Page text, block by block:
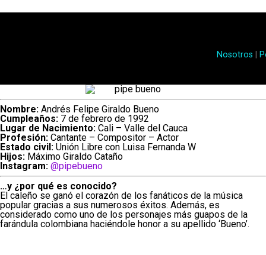
únicamente durante su relación con Castro. Sin
sobrellevar el problema.
Lee también: “Mi barriga quedó así, tengo
tres semanas después de dar a luz
Finalmente,Westcol
posibilidad de someterse a una circuncisión.
decisión por algo en concreto.
“Esa operación es muy
Nosotros
Nombre: Andrés Felipe Giraldo Bueno
Cumpleaños: 7 de febrero de 1992
Lugar de Nacimiento: Cali – Valle del Cauca
Profesión: Cantante – Compositor – Actor
Estado civil: Unión Libre con Luisa Fernanda W
Hijos: Máximo Giraldo Cataño
Instagram: @pipebueno
…y ¿por qué es conocido?
El caleño se ganó el corazón de los fanáticos de la música
popular gracias a sus numerosos éxitos. Además, es
considerado como uno de los personajes más guapos de la
farándula colombiana haciéndole honor a su apellido ‘Bueno’.